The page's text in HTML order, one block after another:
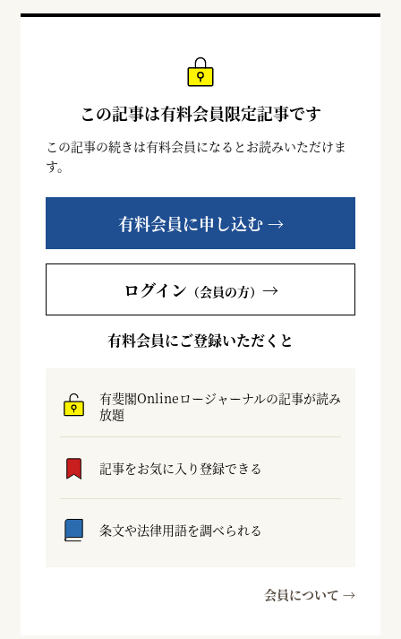
この記事は有料会員限定記事です
この記事の続きは有料会員になるとお読みいただけま
す。
有料会員に申し込む →
ログイン （会員の方） →
有料会員にご登録いただくと
有斐閣Onlineロージャーナルの記事が読み
放題
記事をお気に入り登録できる
条文や法律用語を調べられる
会員について →